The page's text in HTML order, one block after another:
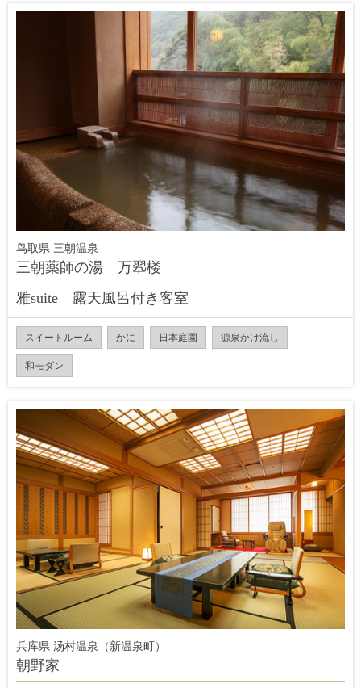
鸟取県 三朝温泉
三朝薬師の湯 万翆楼
雅suite 露天風呂付き客室
スイートルーム かに 日本庭園 源泉かけ流し
和モダン
兵库県 汤村温泉（新温泉町）
朝野家